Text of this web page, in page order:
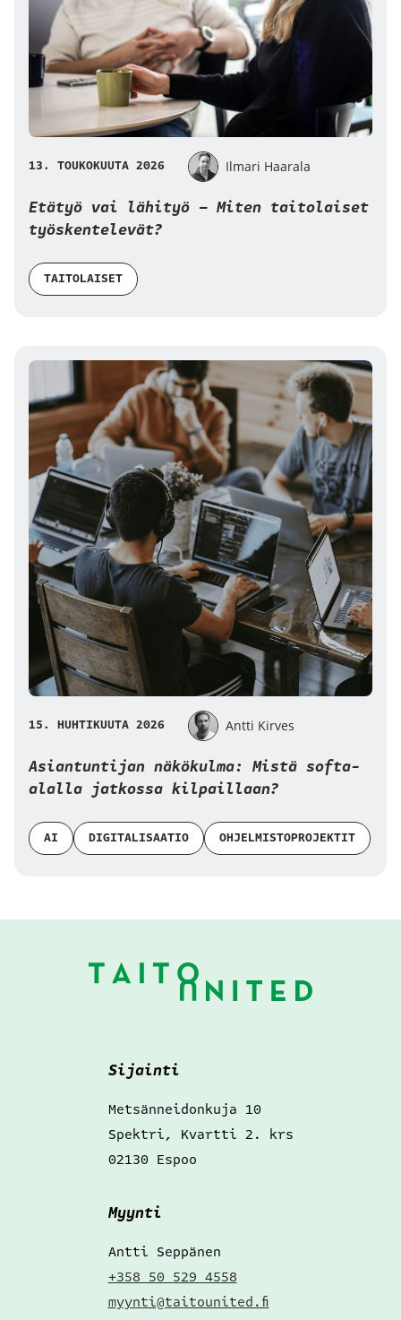
13. TOUKOKUUTA 2026 Ilmari Haarala
Etätyö vai lähityö – Miten taitolaiset
työskentelevät?
TAITOLAISET
15. HUHTIKUUTA 2026 Antti Kirves
Asiantuntijan näkökulma: Mistä softa-
alalla jatkossa kilpaillaan?
AI DIGITALISAATIO OHJELMISTOPROJEKTIT
Alatunniste
Sijainti
Metsänneidonkuja 10
Spektri, Kvartti 2. krs
02130 Espoo
Myynti
Antti Seppänen
+358 50 529 4558
myynti@taitounited.fi